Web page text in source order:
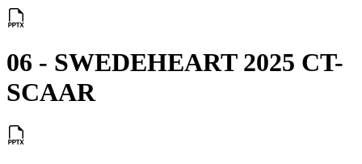
06 - SWEDEHEART 2025 CT-
SCAAR